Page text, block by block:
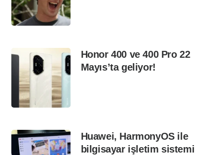
Honor 400 ve 400 Pro 22
Mayıs’ta geliyor!
Huawei, HarmonyOS ile
bilgisayar işletim sistemi